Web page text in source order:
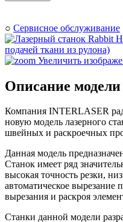
○ Сервисное обслуживание
Увеличить
Описание модели
Компания INTERLASER
новую модель лазерного
швейных и раскроечных
Данная модель
Станок имеет ряд
высокая точность резки,
автоматическое вырезание
вырезания и раскроя
Станки данной модели